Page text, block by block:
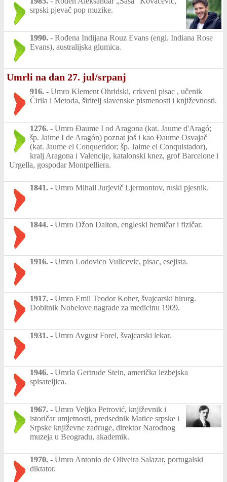
srpski pjevač pop muzike.
1990. - Rođena Indijana Rouz Evans (engl. Indiana Rose
Evans), australijska glumica.
Umrli na dan 27. jul/srpanj
916. - Umro Klement Ohridski, crkveni pisac , učenik
Ćirila i Metoda, širitelj slavenske pismenosti i književnosti.
1276. - Umro Đaume I od Aragona (kat. Jaume d'Aragó;
šp. Jaime I de Aragón) poznat još i kao Đaume Osvajač
(kat. Jaume el Conqueridor; šp. Jaime el Conquistador),
kralj Aragona i Valencije, katalonski knez, grof Barcelone i
Urgella, gospodar Montpelliera.
1841. - Umro Mihail Jurjevič Ljermontov, ruski pjesnik.
1844. - Umro Džon Dalton, engleski hemičar i fizičar.
1916. - Umro Lodovico Vulicevic, pisac, esejista.
1917. - Umro Emil Teodor Koher, švajcarski hirurg.
Dobitnik Nobelove nagrade za medicinu 1909.
1931. - Umro Avgust Forel, švajcarski lekar.
1946. - Umrla Gertrude Stein, američka lezbejska
spisateljica.
1967. - Umro Veljko Petrović, književnik i
istoričar umjetnosti, predsednik Matice srpske i
Srpske književne zadruge, direktor Narodnog
muzeja u Beogradu, akademik.
1970. - Umro Antonio de Oliveira Salazar, portugalski
diktator.